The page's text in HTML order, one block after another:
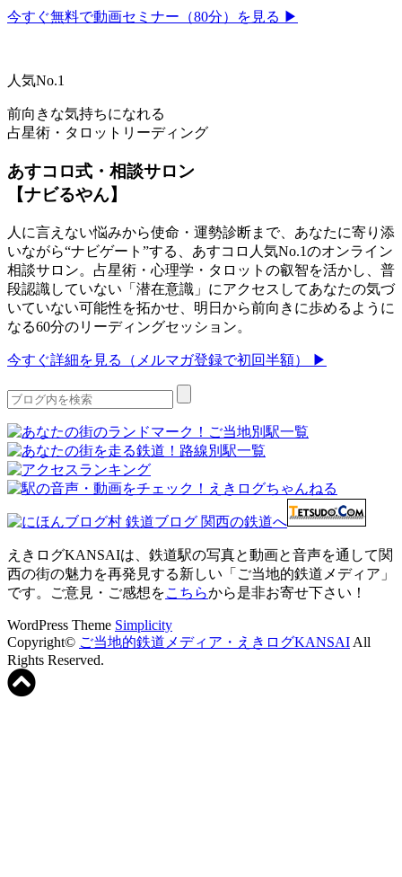
今すぐ無料で動画セミナー（80分）を見る ▶
人気No.1
前向きな気持ちになれる
占星術・タロットリーディング
あすコロ式・相談サロン
【ナビるやん】
人に言えない悩みから使命・運勢診断まで、あなたに寄り添
いながら“ナビゲート”する、あすコロ人気No.1のオンライン
相談サロン。占星術・心理学・タロットの叡智を活かし、普
段認識していない「潜在意識」にアクセスしてあなたの気づ
いていない可能性を拓かせ、明日から前向きに歩めるように
なる60分のリーディングセッション。
今すぐ詳細を見る（メルマガ登録で初回半額） ▶
えきログKANSAIは、鉄道駅の写真と動画と音声を通して関
西の街の魅力を再発見する新しい「ご当地的鉄道メディア」
です。ご意見・ご感想をこちらから是非お寄せ下さい！
WordPress Theme Simplicity
Copyright© ご当地的鉄道メディア・えきログKANSAI All
Rights Reserved.